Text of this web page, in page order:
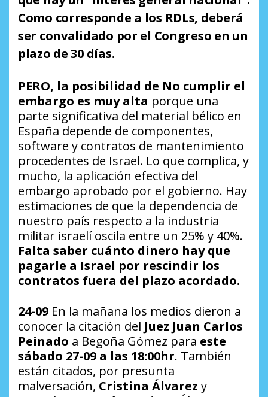
Como corresponde a los RDLs, deberá
ser convalidado por el Congreso en un
plazo de 30 días.
PERO, la posibilidad de No cumplir el
embargo es muy alta porque una
parte significativa del material bélico en
España depende de componentes,
software y contratos de mantenimiento
procedentes de Israel. Lo que complica, y
mucho, la aplicación efectiva del
embargo aprobado por el gobierno. Hay
estimaciones de que la dependencia de
nuestro país respecto a la industria
militar israelí oscila entre un 25% y 40%.
Falta saber cuánto dinero hay que
pagarle a Israel por rescindir los
contratos fuera del plazo acordado.
24-09 En la mañana los medios dieron a
conocer la citación del Juez Juan Carlos
Peinado a Begoña Gómez para este
sábado 27-09 a las 18:00hr. También
están citados, por presunta
malversación, Cristina Álvarez y